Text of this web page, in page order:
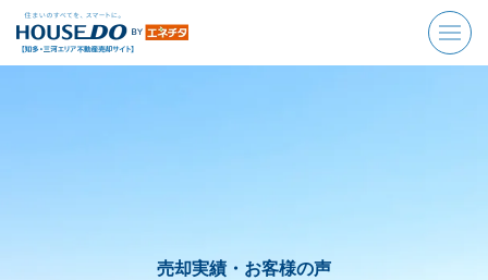
売却実績・お客様の声